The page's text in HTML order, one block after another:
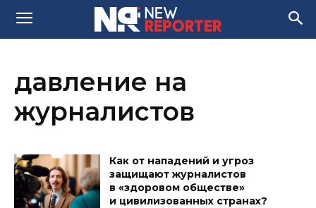
давление на
журналистов
Как от нападений и угроз
защищают журналистов
в «здоровом обществе»
и цивилизованных странах?